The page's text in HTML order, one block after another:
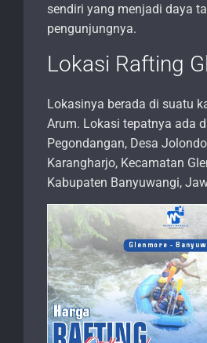
sendiri yang menjadi daya
pengunjungnya.
Lokasi Rafting
Lokasinya berada di suatu
Arum. Lokasi tepatnya ada
Pegondangan, Desa
Karangharjo, Kecamatan
Kabupaten Banyuwangi,